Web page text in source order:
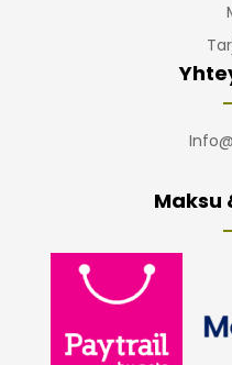
Maksu